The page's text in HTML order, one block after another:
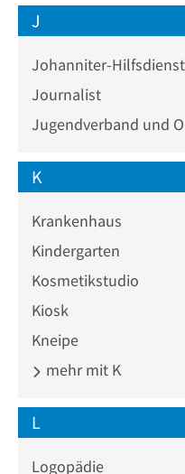
J
Johanniter-Hilfsdienst
Journalist
Jugendverband und
K
Krankenhaus
Kindergarten
Kosmetikstudio
Kiosk
Kneipe
mehr mit K
L
Logopädie